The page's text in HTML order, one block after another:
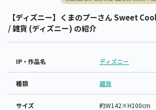
【ディズニー】くまのプーさん Sweet
/ 雑貨 (ディズニー) の紹介
IP・作品名 ディズニー
種類 雑貨
サイズ 約W142×H100cm